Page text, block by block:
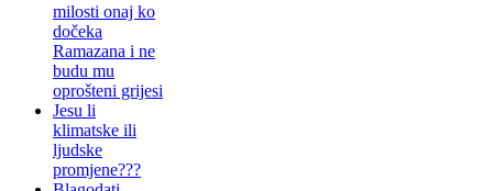
milosti onaj ko
dočeka
Ramazana i ne
budu mu
oprošteni grijesi
Jesu li
klimatske ili
ljudske
promjene???